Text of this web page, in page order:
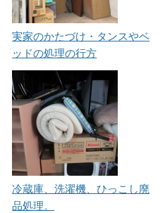
実家のかたづけ・タンスやベ
ッドの処理の行方
冷蔵庫、洗濯機、ひっこし廃
品処理。